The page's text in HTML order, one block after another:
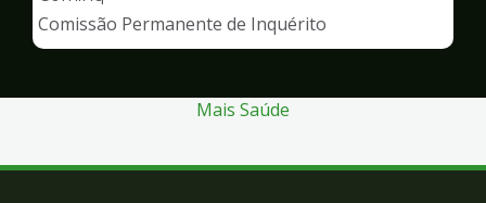
de
Ouvidoria
Comissão Permanente de Inquérito
Mais Saúde